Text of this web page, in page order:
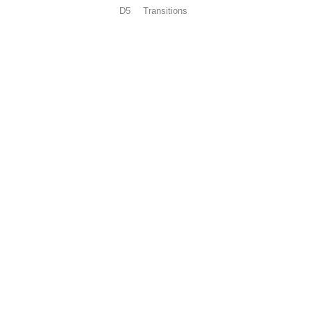
D5 Transitions